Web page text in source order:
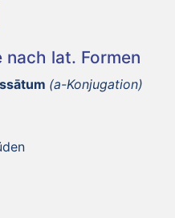
nach lat. Formen
(a-Konjugation)